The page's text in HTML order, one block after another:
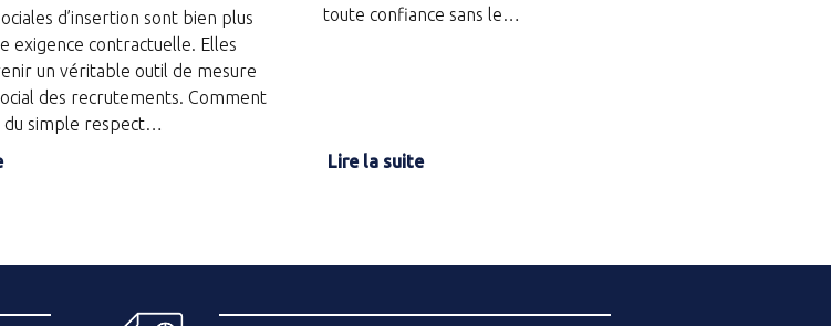
d’insertion sont bien plus
exigence contractuelle. Elles
un véritable outil de mesure
des recrutements. Comment
du simple respect…
toute confiance sans le…
Lire la suite